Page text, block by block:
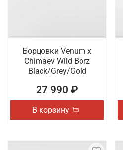
Борцовки Venum x
Chimaev Wild Borz
Black/Grey/Gold
27 990 ₽
В корзину